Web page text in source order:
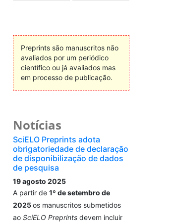
Preprints são manuscritos não
avaliados por um periódico
científico ou já avaliados mas
em processo de publicação.
Notícias
SciELO Preprints adota
obrigatoriedade de declaração
de disponibilização de dados
de pesquisa
19 agosto 2025
A partir de 1º de setembro de
2025os manuscritos submetidos
ao SciELO Preprintsdevem incluir